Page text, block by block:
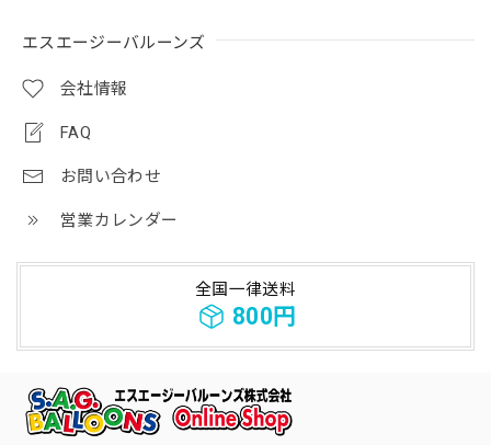
エスエージーバルーンズ
会社情報
FAQ
お問い合わせ
営業カレンダー
全国一律送料
800円